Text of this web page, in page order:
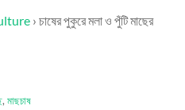
›চাষের পুকুরে মলা ও পুঁটি মাছের
,মাছচাষ